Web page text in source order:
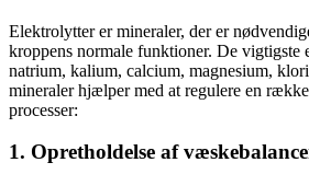
Elektrolytter er mineraler, der er
kroppens normale funktioner. De vigtigste
natrium, kalium, calcium, magnesium,
mineraler hjælper med at regulere en
processer:
1. Opretholdelse af